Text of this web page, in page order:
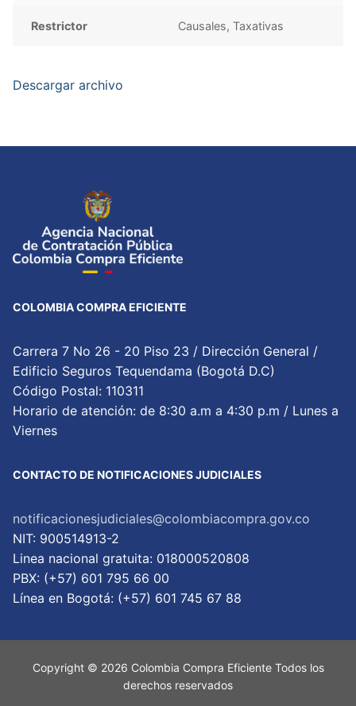
Restrictor Causales, Taxativas
Descargar archivo
COLOMBIA COMPRA EFICIENTE
Carrera 7 No 26 - 20 Piso 23 / Dirección General /
Edificio Seguros Tequendama (Bogotá D.C)
Código Postal: 110311
Horario de atención: de 8:30 a.m a 4:30 p.m / Lunes a
Viernes
CONTACTO DE NOTIFICACIONES JUDICIALES
notificacionesjudiciales@colombiacompra.gov.co
NIT: 900514913-2
Linea nacional gratuita: 018000520808
PBX: (+57) 601 795 66 00
Lí­nea en Bogotá: (+57) 601 745 67 88
Copyright © 2026 Colombia Compra Eficiente Todos los
derechos reservados